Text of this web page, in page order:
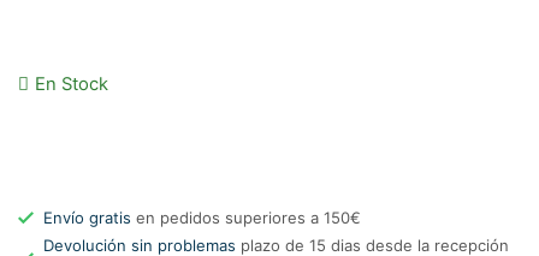
En Stock
Envío gratis en pedidos superiores a 150€
Devolución sin problemas plazo de 15 dias desde la recepción